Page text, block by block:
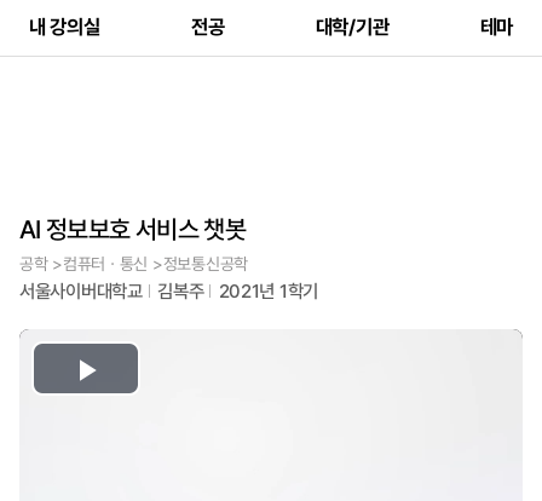
내 강의실 전공 대학/기관 테마
AI 정보보호 서비스 챗봇
공학 >컴퓨터ㆍ통신 >정보통신공학
서울사이버대학교 김복주 2021년 1학기
Play